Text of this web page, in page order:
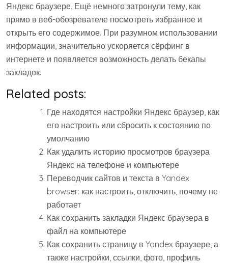
Яндекс браузере. Ещё немного затронули тему, как
прямо в веб-обозревателе посмотреть избранное и
открыть его содержимое. При разумном использовании
информации, значительно ускоряется сёрфинг в
интернете и появляется возможность делать бекапы
закладок.
Related posts:
Где находятся настройки Яндекс браузер, как
его настроить или сбросить к состоянию по
умолчанию
Как удалить историю просмотров браузера
Яндекс на телефоне и компьютере
Переводчик сайтов и текста в Yandex
browser: как настроить, отключить, почему не
работает
Как сохранить закладки Яндекс браузера в
файл на компьютере
Как сохранить страницу в Yandex браузере, а
также настройки, ссылки, фото, профиль